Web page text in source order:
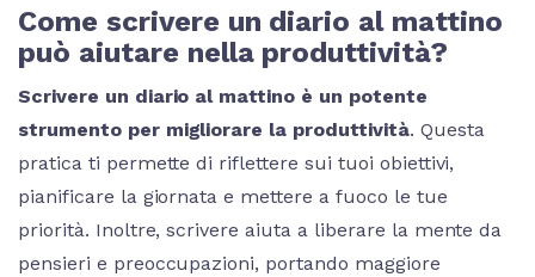
Come scrivere un diario al mattino
può aiutare nella produttività?
Scrivere un diario al mattino è un potente
strumento per migliorare la produttività. Questa
pratica ti permette di riflettere sui tuoi obiettivi,
pianificare la giornata e mettere a fuoco le tue
priorità. Inoltre, scrivere aiuta a liberare la mente da
pensieri e preoccupazioni, portando maggiore